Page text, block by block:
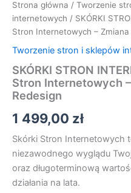
Strona główna / Tworzenie
internetowych / SKÓRKI
Stron Internetowych –
Tworzenie stron i sklepów
SKÓRKI STRON
Stron Internetowych
Redesign
1 499,00 zł
Skórki Stron Internetowych
niezawodnego wyglądu
oraz długoterminową
działania na lata.